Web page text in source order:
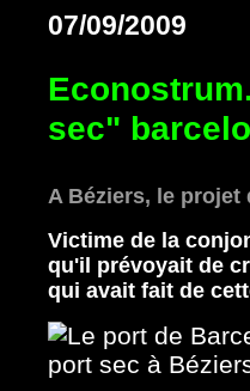
07/09/2009
sec"
A Béziers, le projet
Victime de la
qu'il prévoyait de
qui avait fait de